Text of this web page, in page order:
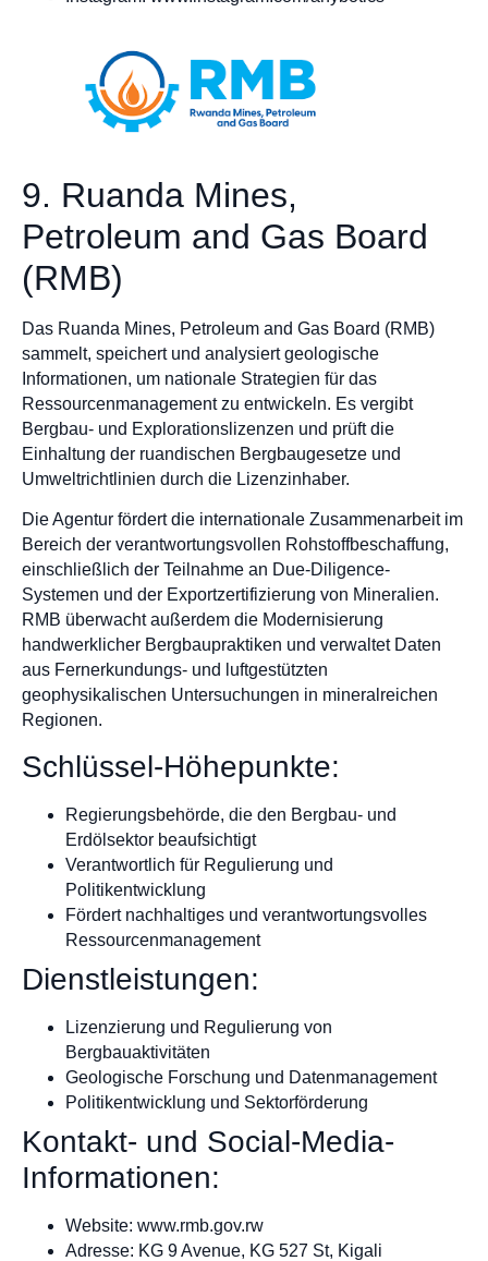
9. Ruanda Mines,
Petroleum and Gas Board
(RMB)
Das Ruanda Mines, Petroleum and Gas Board (RMB)
sammelt, speichert und analysiert geologische
Informationen, um nationale Strategien für das
Ressourcenmanagement zu entwickeln. Es vergibt
Bergbau- und Explorationslizenzen und prüft die
Einhaltung der ruandischen Bergbaugesetze und
Umweltrichtlinien durch die Lizenzinhaber.
Die Agentur fördert die internationale Zusammenarbeit im
Bereich der verantwortungsvollen Rohstoffbeschaffung,
einschließlich der Teilnahme an Due-Diligence-
Systemen und der Exportzertifizierung von Mineralien.
RMB überwacht außerdem die Modernisierung
handwerklicher Bergbaupraktiken und verwaltet Daten
aus Fernerkundungs- und luftgestützten
geophysikalischen Untersuchungen in mineralreichen
Regionen.
Schlüssel-Höhepunkte:
Regierungsbehörde, die den Bergbau- und
Erdölsektor beaufsichtigt
Verantwortlich für Regulierung und
Politikentwicklung
Fördert nachhaltiges und verantwortungsvolles
Ressourcenmanagement
Dienstleistungen:
Lizenzierung und Regulierung von
Bergbauaktivitäten
Geologische Forschung und Datenmanagement
Politikentwicklung und Sektorförderung
Kontakt- und Social-Media-
Informationen:
Website: www.rmb.gov.rw
Adresse: KG 9 Avenue, KG 527 St, Kigali